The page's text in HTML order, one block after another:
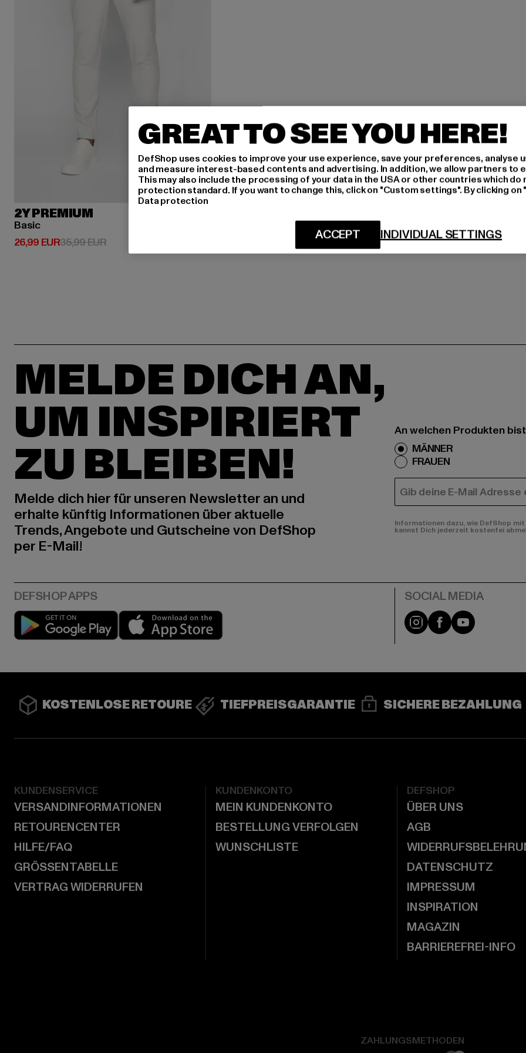
2Y PREMIUM
Basic
26,99 EUR
Derzeitiger Preis: 26,99 EUR
35,99 EURAktionspreis: 35,99 EUR
MELDE DICH AN,
UM INSPIRIERT
ZU BLEIBEN!
Melde dich hier für unseren Newsletter an und
erhalte künftig Informationen über aktuelle
Trends, Angebote und Gutscheine von DefShop
per E-Mail!
An welchen Produkten
MÄNNER
FRAUEN
E-MAIL
Informationen dazu, wie DefShop
kannst Dich jederzeit kostenfei
Play market Instagram
FacebookYouTube
KOSTENLOSE RETOURE TIEFPREISGARANTIE SICHERE BEZAHLUNG
KUNDENSERVICE
VERSANDINFORMATIONEN
RETOURENCENTER
HILFE/FAQ
GRÖSSENTABELLE
VERTRAG WIDERRUFEN
KUNDENKONTO
MEIN KUNDENKONTO
BESTELLUNG VERFOLGEN
WUNSCHLISTE
DEFSHOP
ÜBER UNS
AGB
DATENSCHUTZ
IMPRESSUM
INSPIRATION
MAGAZIN
BARRIEREFREI-INFO
ZAHLUNGSMETHODEN
GREAT TO SEE YOU HERE!
DefShop uses cookies to improve your use experience, save your preferences, analyse
and measure interest-based contents and advertising. In addition, we allow partners to
This may also include the processing of your data in the USA or other countries which do
protection standard. If you want to change this, click on "Custom settings". By clicking
Data protection
INDIVIDUAL SETTINGS
ACCEPT